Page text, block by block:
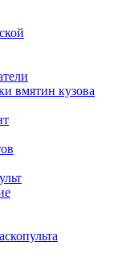
вмятин кузова